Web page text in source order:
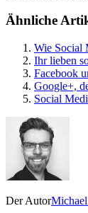
Ähnliche
Wie Social
Ihr lieben
Facebook
Google+,
Social
Der Autor